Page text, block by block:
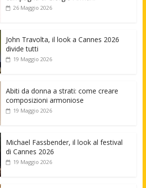
26 Maggio 2026
John Travolta, il look a Cannes 2026
divide tutti
19 Maggio 2026
Abiti da donna a strati: come creare
composizioni armoniose
19 Maggio 2026
Michael Fassbender, il look al festival
di Cannes 2026
19 Maggio 2026